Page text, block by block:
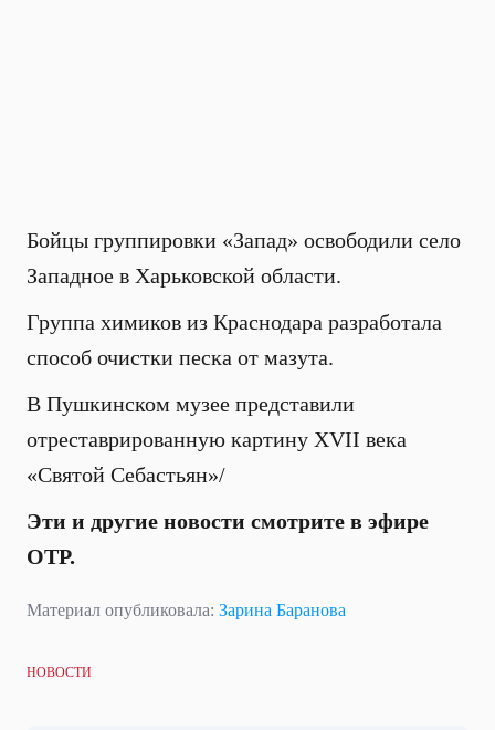
Бойцы группировки «Запад» освободили село
Западное в Харьковской области.
Группа химиков из Краснодара разработала
способ очистки песка от мазута.
В Пушкинском музее представили
отреставрированную картину XVII века
«Святой Себастьян»/
Эти и другие новости смотрите в эфире
ОТР.
Материал опубликовала: Зарина Баранова
НОВОСТИ